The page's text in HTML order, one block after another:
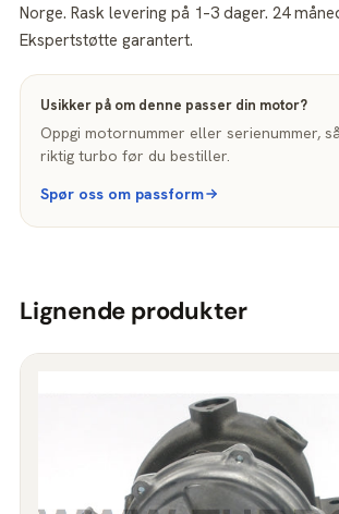
Norge. Rask levering på 1–3 dager. 24
Ekspertstøtte garantert.
Usikker på om denne passer din motor?
Oppgi motornummer eller serienummer,
riktig turbo før du bestiller.
Spør oss om passform
Lignende produkter